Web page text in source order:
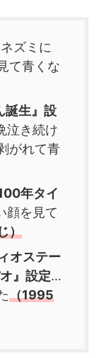
ズミに
て青くな
誕生』設
泣き続け
がれて青
年タイ
顔を見て
）
オステー
』設定…
（1995